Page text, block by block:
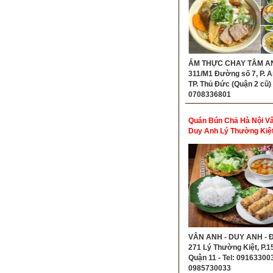
ẨM THỰC CHAY TÂM
311/M1 Đường số 7, P.
TP. Thủ Đức (Quận 2 cũ)
0708336801
Quán Bún Chả Hà Nội
Duy Anh Lý Thường
VÂN ANH - DUY ANH -
271 Lý Thường Kiệt,
Quận 11 - Tel:
0985730033